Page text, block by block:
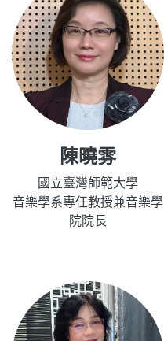
陳曉雰
國立臺灣師範大學
音樂學系專任教授兼音樂學
院院長